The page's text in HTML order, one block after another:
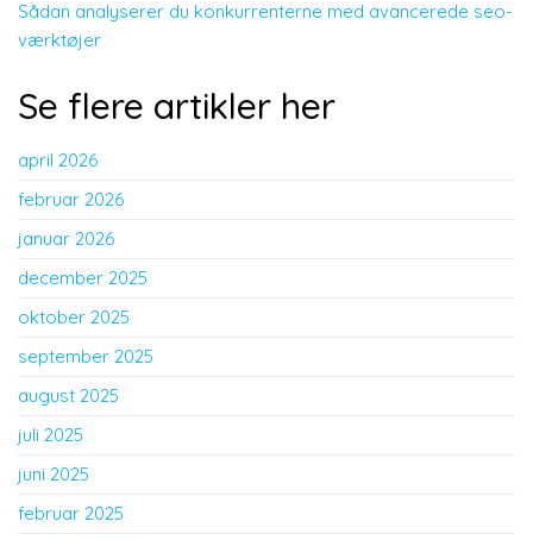
Sådan analyserer du konkurrenterne med avancerede seo-
værktøjer
Se flere artikler her
april 2026
februar 2026
januar 2026
december 2025
oktober 2025
september 2025
august 2025
juli 2025
juni 2025
februar 2025